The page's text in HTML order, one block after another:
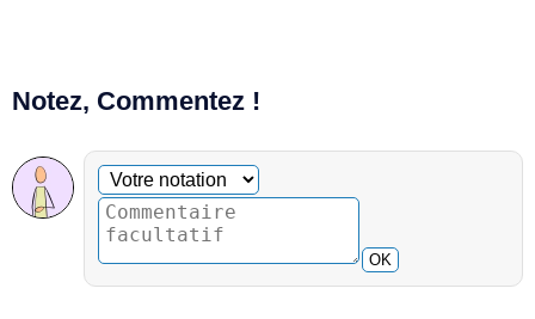
Notez, Commentez !
Commentaire facultatif
Votre notation
OK